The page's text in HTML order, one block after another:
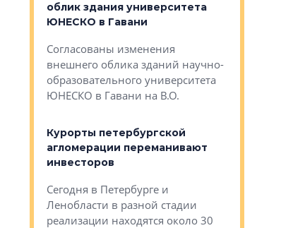
от
облик здания университета
ЮНЕСКО в Гавани
Согласованы изменения
внешнего облика зданий научно-
образовательного университета
ЮНЕСКО в Гавани на В.О.
Курорты петербургской
агломерации переманивают
инвесторов
Сегодня в Петербурге и
Ленобласти в разной стадии
реализации находятся около 30